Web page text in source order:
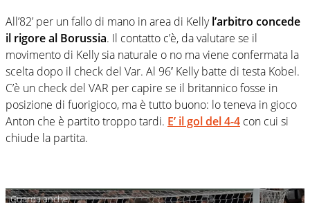
All’82’ per un fallo di mano in area di Kellyl’arbitro concede
il rigore al Borussia. Il contatto c’è, da valutare se il
movimento di Kelly sia naturale o no ma viene confermata la
scelta dopo il check del Var. Al 96′ Kelly batte di testa Kobel.
C’è un check del VAR per capire se il britannico fosse in
posizione di fuorigioco, ma è tutto buono: lo teneva in gioco
Anton che è partito troppo tardi. E’ il gol del 4-4 con cui si
chiude la partita.